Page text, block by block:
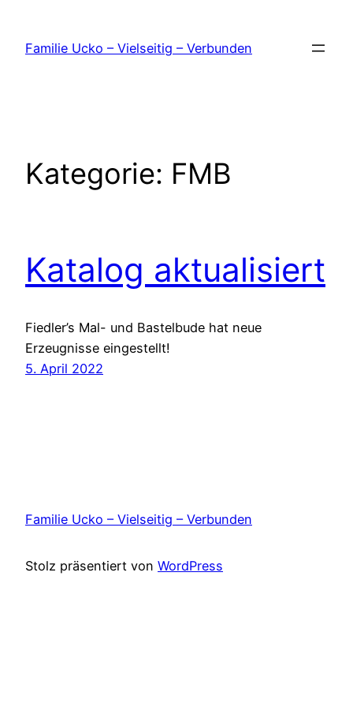
springen
Familie Ucko – Vielseitig – Verbunden
Kategorie: FMB
Katalog aktualisiert
Fiedler’s Mal- und Bastelbude hat neue
Erzeugnisse eingestellt!
5. April 2022
Familie Ucko – Vielseitig – Verbunden
Stolz präsentiert von WordPress